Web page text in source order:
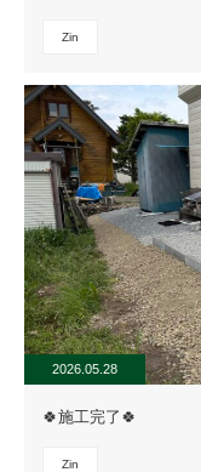
Zin
2026.05.28
🍀施工完了🍀
Zin